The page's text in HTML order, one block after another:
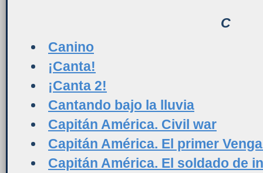
C
Canino
¡Canta!
¡Canta 2!
Cantando bajo la lluvia
Capitán América. Civil war
Capitán América. El primer
Capitán América. El soldado de